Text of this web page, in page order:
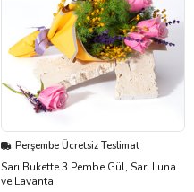
Perşembe Ücretsiz Teslimat
Sarı Bukette 3 Pembe Gül, Sarı Luna
ve Lavanta